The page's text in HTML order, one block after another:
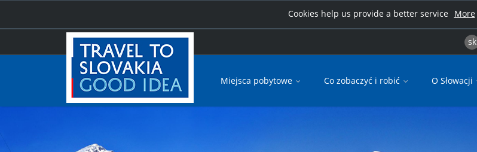
Cookies help us provide a better service More
sk
Miejsca pobytowe Co zobaczyć i robić O Słowacji